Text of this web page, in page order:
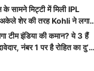
सामने मिट्टी में मिली IPL
अकेले शेर की तरह Kohli ने लगाई
टीम इंडिया की कमान? ये 3 हैं
नंबर 1 पर है रोहित का दु’